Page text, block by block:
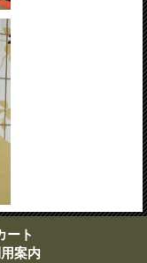
ート
案内